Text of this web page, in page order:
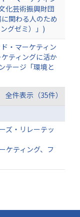
化芸術振興財団
に関わる人のため
グゼミ）」)
・マーケティン
ティングに活か
テージ「環境と
全件表示（35件）
ズ・リレーテッ
ケティング、フ